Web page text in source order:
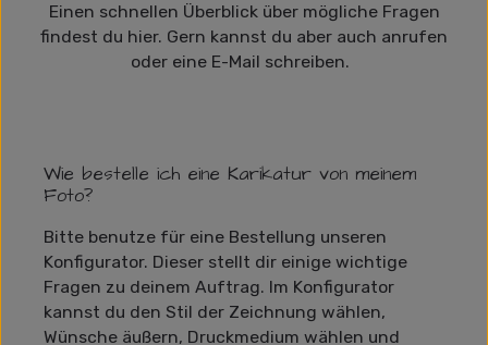
Einen schnellen Überblick über mögliche Fragen
findest du hier. Gern kannst du aber auch anrufen
oder eine E-Mail schreiben.
Wie bestelle ich eine Karikatur von meinem
Foto?
Bitte benutze für eine Bestellung unseren
Konfigurator. Dieser stellt dir einige wichtige
Fragen zu deinem Auftrag. Im Konfigurator
kannst du den Stil der Zeichnung wählen,
Wünsche äußern, Druckmedium wählen und